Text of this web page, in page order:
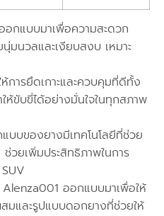
กแบบมาเพื่อความสะดวก
มนวลและเงียบสงบ เหมาะ
ห้การยึดเกาะและควบคุมที่ดีทั้ง
ห้ขับขี่ได้อย่างมั่นใจในทุกสภาพ
บบของยางมีเทคโนโลยีที่ช่วย
วยเพิ่มประสิทธิภาพในการ
Alenza001 ออกแบบมาเพื่อให้
มและรูปแบบดอกยางที่ช่วยให้